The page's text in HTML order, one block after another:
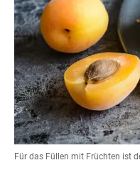
Für das Füllen mit Früchten ist